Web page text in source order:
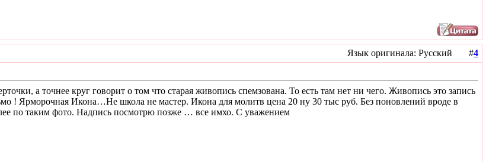
Язык оригинала: Русский #4
а точнее круг говорит о том что старая живопись спемзована. То есть там нет ни чего. Живопись это запись
! Ярморочная Икона…Не школа не мастер. Икона для молитв цена 20 ну 30 тыс руб. Без поновлений вроде в
по таким фото. Надпись посмотрю позже … все имхо. С уважением